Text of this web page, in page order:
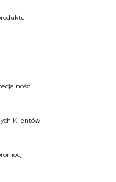
Klientów